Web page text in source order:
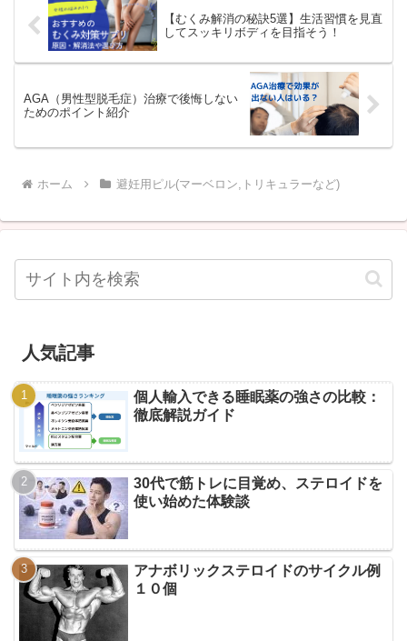
【むくみ解消の秘訣5選】生活習慣を見直
してスッキリボディを目指そう！
AGA（男性型脱毛症）治療で後悔しない
ためのポイント紹介
ホーム 避妊用ピル(マーベロン,トリキュラーなど)
人気記事
個人輸入できる睡眠薬の強さの比較：
徹底解説ガイド
30代で筋トレに目覚め、ステロイドを
使い始めた体験談
アナボリックステロイドのサイクル例
１０個